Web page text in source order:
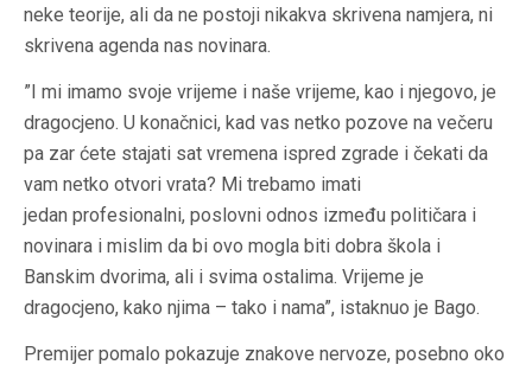
neke teorije, ali da ne postoji nikakva skrivena namjera, ni
skrivena agenda nas novinara.
”I mi imamo svoje vrijeme i naše vrijeme, kao i njegovo, je
dragocjeno. U konačnici, kad vas netko pozove na večeru
pa zar ćete stajati sat vremena ispred zgrade i čekati da
vam netko otvori vrata? Mi trebamo imati
jedan profesionalni, poslovni odnos između političara i
novinara i mislim da bi ovo mogla biti dobra škola i
Banskim dvorima, ali i svima ostalima. Vrijeme je
dragocjeno, kako njima – tako i nama”, istaknuo je Bago.
Premijer pomalo pokazuje znakove nervoze, posebno oko